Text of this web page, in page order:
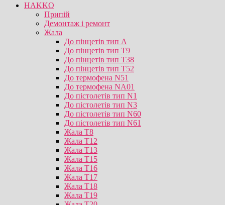
HAKKO
Припій
Демонтаж і ремонт
Жала
До пінцетів тип А
До пінцетів тип T9
До пінцетів тип T38
До пінцетів тип T52
До термофена N51
До термофена NA01
До пістолетів тип N1
До пістолетів тип N3
До пістолетів тип N60
До пістолетів тип N61
Жала T8
Жала T12
Жала T13
Жала T15
Жала T16
Жала T17
Жала T18
Жала T19